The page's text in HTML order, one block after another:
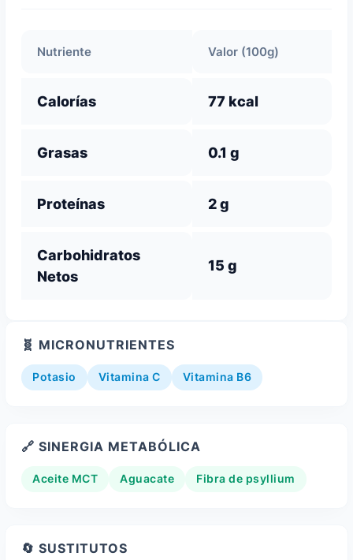
Nutriente Valor (100g)
Calorías 77 kcal
Grasas 0.1 g
Proteínas 2 g
Carbohidratos
Netos
15 g
🧬 MICRONUTRIENTES
Potasio Vitamina C Vitamina B6
🔗 SINERGIA METABÓLICA
Aceite MCT Aguacate Fibra de psyllium
🔄 SUSTITUTOS